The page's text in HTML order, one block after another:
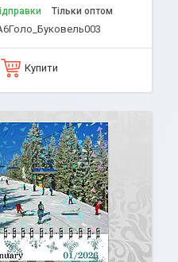
Тільки оптом
Купити